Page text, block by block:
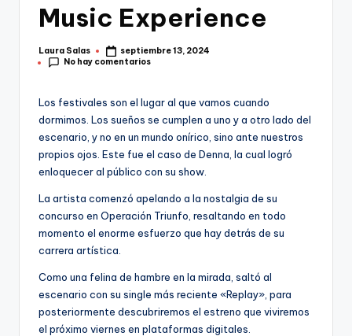
Music Experience
Publicado
por
Laura Salas
septiembre 13, 2024
No hay comentarios
Los festivales son el lugar al que vamos cuando
dormimos. Los sueños se cumplen a uno y a otro lado del
escenario, y no en un mundo onírico, sino ante nuestros
propios ojos. Este fue el caso de Denna, la cual logró
enloquecer al público con su show.
La artista comenzó apelando a la nostalgia de su
concurso en Operación Triunfo, resaltando en todo
momento el enorme esfuerzo que hay detrás de su
carrera artística.
Como una felina de hambre en la mirada, saltó al
escenario con su single más reciente «Replay», para
posteriormente descubriremos el estreno que viviremos
el próximo viernes en plataformas digitales.